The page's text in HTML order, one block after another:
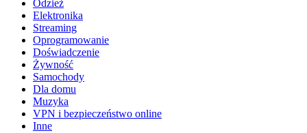
Odzież
Elektronika
Streaming
Oprogramowanie
Doświadczenie
Żywność
Samochody
Dla domu
Muzyka
VPN i bezpieczeństwo online
Inne